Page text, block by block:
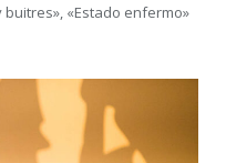
buitres», «Estado enfermo»